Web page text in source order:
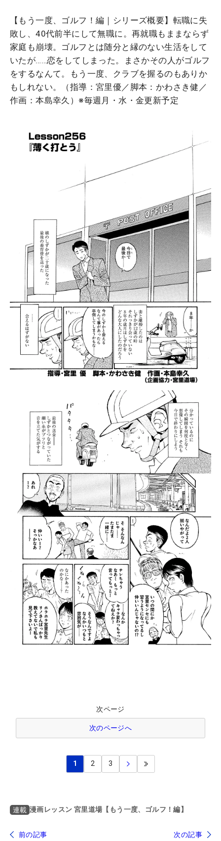
【もう一度、ゴルフ！編｜シリーズ概要】転職に失
敗し、40代前半にして無職に。再就職もままならず
家庭も崩壊。ゴルフとは随分と縁のない生活をして
いたが……恋をしてしまった。まさかその人がゴルフ
をするなんて。もう一度、クラブを握るのもありか
もしれない。（指導：宮里優／脚本：かわさき健／
作画：本島幸久）※毎週月・水・金更新予定
次ページ
次のページへ
1 2 3
連載 漫画レッスン 宮里道場【もう一度、ゴルフ！編】
前の記事 次の記事